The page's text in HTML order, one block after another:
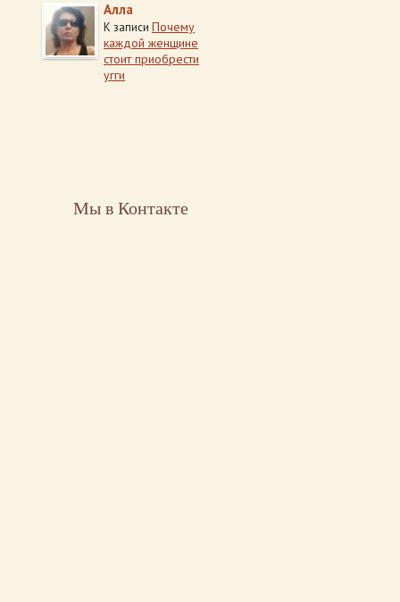
Алла
К записи Почему
каждой женщине
стоит приобрести
угги
Мы в Контакте